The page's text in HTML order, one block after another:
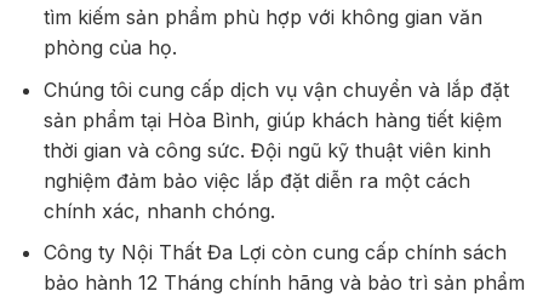
tìm kiếm sản phẩm phù hợp với không gian văn
phòng của họ.
Chúng tôi cung cấp dịch vụ vận chuyển và lắp đặt
sản phẩm tại Hòa Bình, giúp khách hàng tiết kiệm
thời gian và công sức. Đội ngũ kỹ thuật viên kinh
nghiệm đảm bảo việc lắp đặt diễn ra một cách
chính xác, nhanh chóng.
Công ty Nội Thất Đa Lợi còn cung cấp chính sách
bảo hành 12 Tháng chính hãng và bảo trì sản phẩm